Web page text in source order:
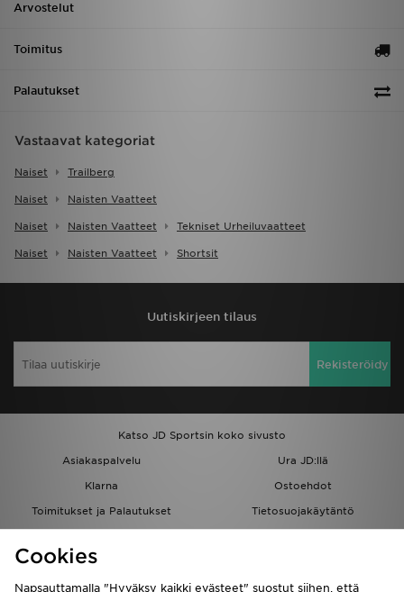
Arvostelut
Toimitus
Palautukset
Vastaavat kategoriat
Naiset Trailberg
Naiset Naisten Vaatteet
Naiset Naisten Vaatteet Tekniset Urheiluvaatteet
Naiset Naisten Vaatteet Shortsit
Uutiskirjeen tilaus
Rekisteröidy
Katso JD Sportsin koko sivusto
Asiakaspalvelu
Ura JD:llä
Klarna
Ostoehdot
Toimitukset ja Palautukset
Tietosuojakäytäntö
Löydä myymälä
Kumppanuusohjelma
JD Blog
Cookies
Napsauttamalla "Hyväksy kaikki evästeet" suostut siihen, että